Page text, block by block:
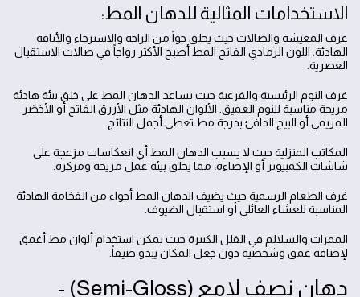
الاستخدامات المثالية للدهان المط:
غرف المعيشة والصالات حيث يخلق جواً من الراحة والاسترخاء والأناقة
الهادئة. اللون الرمادي الفاتح المط أصبح الأكثر رواجاً في صالات الاستقبال
العصرية.
غرف النوم الرئيسية والفرعية حيث يساعد الدهان المط على خلق بيئة هادئة
مريحة مناسبة للنوم العميق. الألوان الهادئة مثل الأزرق الفاتح أو الأخضر
المريمي أو البيج الدافئ بدرجة مط تعطي أجمل النتائج.
المكاتب المنزلية حيث لا يسبب الدهان المط أي انعكاسات مزعجة على
شاشات الكمبيوتر أو الإضاءة، مما يخلق بيئة عمل مريحة ومركزة.
غرف الطعام الرسمية حيث يضيف الدهان المط أجواء من الفخامة الهادئة
المناسبة للعشاء العائلي أو استقبال الضيوف.
الممرات والسلالم في الفلل الكبيرة حيث يمكن استخدام ألوان مط أغمق
لإضافة عمق وشخصية دون جعل المكان يبدو ضيقاً.
دهان نصف لامع (Semi-Gloss) -